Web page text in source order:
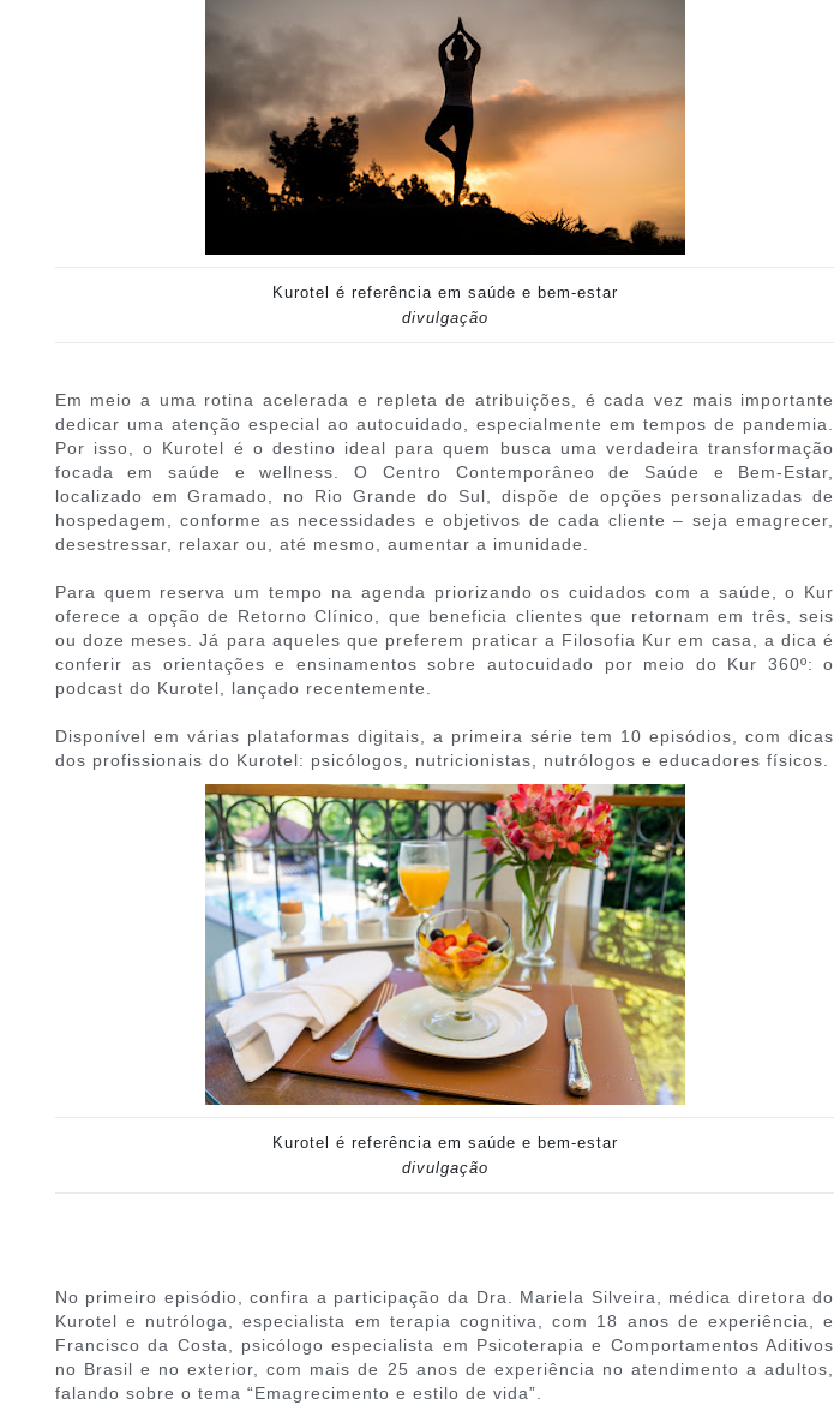
Kurotel é referência em saúde e bem-estar
divulgação
Em meio a uma rotina acelerada e repleta de atribuições, é cada vez mais importante
dedicar uma atenção especial ao autocuidado, especialmente em tempos de pandemia.
Por isso, o Kurotel é o destino ideal para quem busca uma verdadeira transformação
focada em saúde e wellness. O Centro Contemporâneo de Saúde e Bem-Estar,
localizado em Gramado, no Rio Grande do Sul, dispõe de opções personalizadas de
hospedagem, conforme as necessidades e objetivos de cada cliente – seja emagrecer,
desestressar, relaxar ou, até mesmo, aumentar a imunidade.
Para quem reserva um tempo na agenda priorizando os cuidados com a saúde, o Kur
oferece a opção de Retorno Clínico, que beneficia clientes que retornam em três, seis
ou doze meses. Já para aqueles que preferem praticar a Filosofia Kur em casa, a dica é
conferir as orientações e ensinamentos sobre autocuidado por meio do Kur 360º: o
podcast do Kurotel, lançado recentemente.
Disponível em várias plataformas digitais, a primeira série tem 10 episódios, com dicas
dos profissionais do Kurotel: psicólogos, nutricionistas, nutrólogos e educadores físicos.
Kurotel é referência em saúde e bem-estar
divulgação
No primeiro episódio, confira a participação da Dra. Mariela Silveira, médica diretora do
Kurotel e nutróloga, especialista em terapia cognitiva, com 18 anos de experiência, e
Francisco da Costa, psicólogo especialista em Psicoterapia e Comportamentos Aditivos
no Brasil e no exterior, com mais de 25 anos de experiência no atendimento a adultos,
falando sobre o tema “Emagrecimento e estilo de vida”.